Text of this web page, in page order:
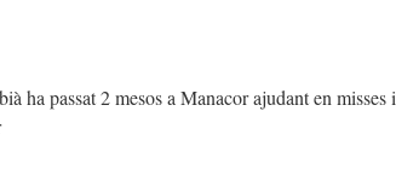
ha passat 2 mesos a Manacor ajudant en misses i